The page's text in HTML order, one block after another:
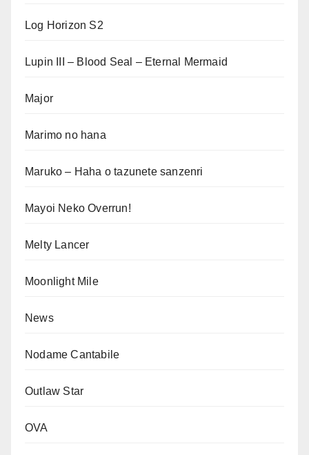
Log Horizon S2
Lupin III – Blood Seal – Eternal Mermaid
Major
Marimo no hana
Maruko – Haha o tazunete sanzenri
Mayoi Neko Overrun!
Melty Lancer
Moonlight Mile
News
Nodame Cantabile
Outlaw Star
OVA